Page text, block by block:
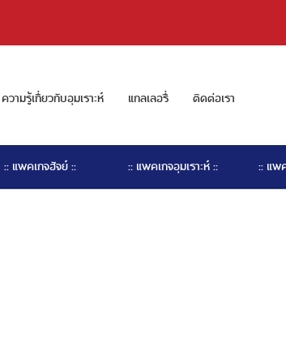
ความรู้เกี่ยวกับอุมเราะห์ แกลเลอรี่ ติดต่อเรา
:: แพคเกจฮัจย์ :: :: แพคเกจอุมเราะห์ :: :: แพ